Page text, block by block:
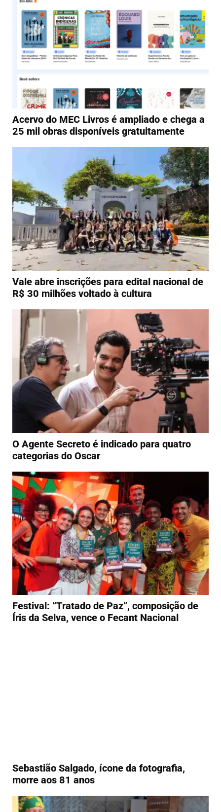
Acervo do MEC Livros é ampliado e chega a
25 mil obras disponíveis gratuitamente
Vale abre inscrições para edital nacional de
R$ 30 milhões voltado à cultura
O Agente Secreto é indicado para quatro
categorias do Oscar
Festival: “Tratado de Paz”, composição de
Íris da Selva, vence o Fecant Nacional
Sebastião Salgado, ícone da fotografia,
morre aos 81 anos